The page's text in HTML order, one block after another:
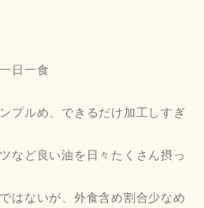
日一食
プルめ、できるだけ加工しすぎ
など良い油を日々たくさん摂っ
はないが、外食含め割合少なめ